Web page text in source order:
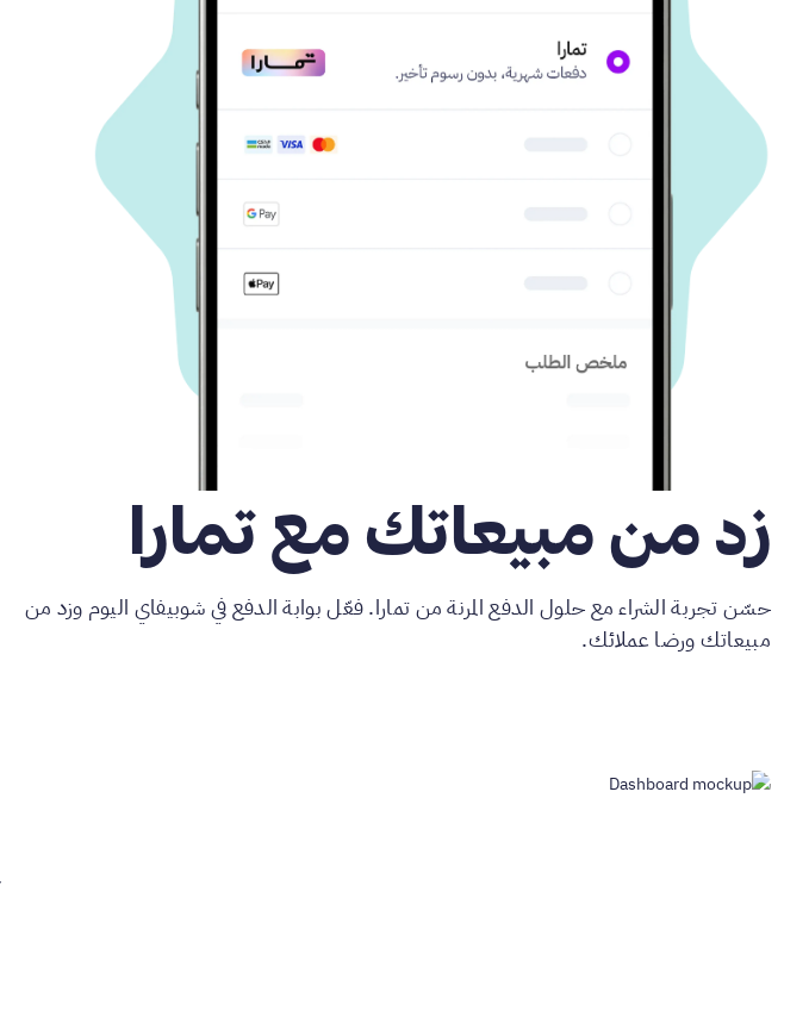
زد من مبيعاتك مع تمارا
حسّن تجربة الشراء مع حلول الدفع المرنة من تمارا. فعّل بوابة الدفع في شوبيفاي اليوم وزد من
مبيعاتك ورضا عملائك.